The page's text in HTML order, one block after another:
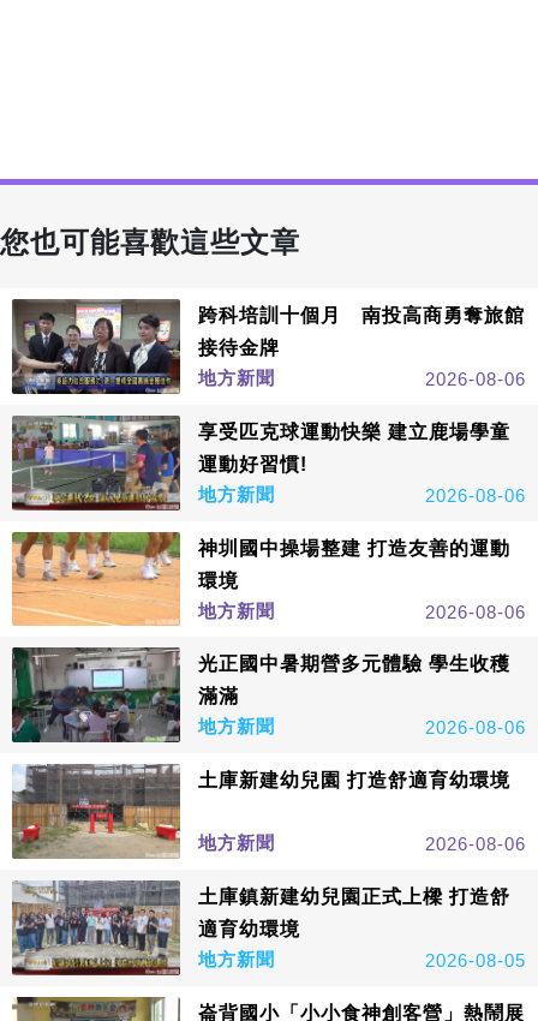
您也可能喜歡這些文章
跨科培訓十個月 南投高商勇奪旅館
接待金牌
地方新聞
2026-08-06
享受匹克球運動快樂 建立鹿場學童
運動好習慣!
地方新聞
2026-08-06
神圳國中操場整建 打造友善的運動
環境
地方新聞
2026-08-06
光正國中暑期營多元體驗 學生收穫
滿滿
地方新聞
2026-08-06
土庫新建幼兒園 打造舒適育幼環境
地方新聞 2026-08-06
土庫鎮新建幼兒園正式上樑 打造舒
適育幼環境
地方新聞
2026-08-05
崙背國小「小小食神創客營」熱鬧展